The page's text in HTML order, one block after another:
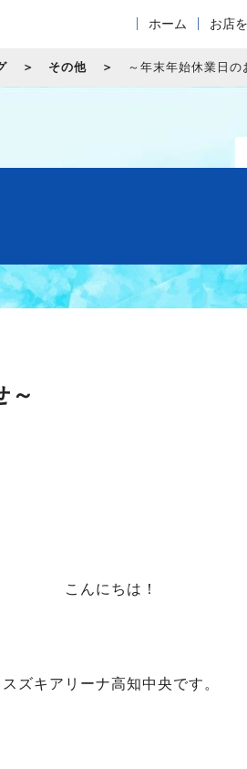
ホーム お店
その他 ～年末年始休業日の
～
こんにちは！
スズキアリーナ高知中央です。